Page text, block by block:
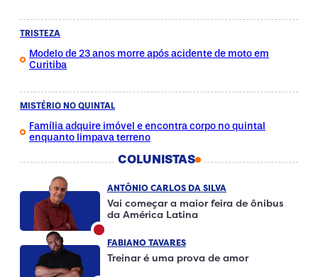
TRISTEZA
Modelo de 23 anos morre após acidente de moto em
Curitiba
MISTÉRIO NO QUINTAL
Família adquire imóvel e encontra corpo no quintal
enquanto limpava terreno
COLUNISTAS
ANTÔNIO CARLOS DA SILVA
Vai começar a maior feira de ônibus
da América Latina
FABIANO TAVARES
Treinar é uma prova de amor